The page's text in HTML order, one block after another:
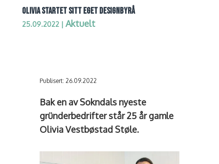
OLIVIA STARTET SITT EGET DESIGNBYRÅ
25.09.2022| Aktuelt
Publisert: 26.09.2022
Bak en av Sokndals nyeste
gründerbedrifter står 25 år gamle
Olivia Vestbøstad Støle.